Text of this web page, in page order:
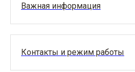
Важная информация
Контакты и режим работы